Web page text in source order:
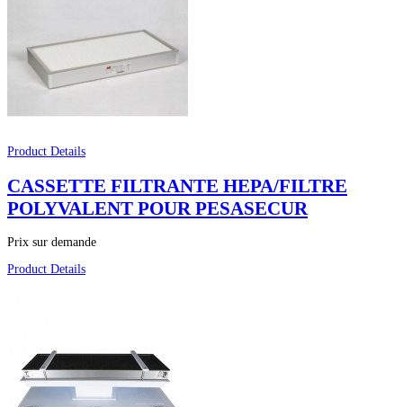
Product Details
CASSETTE FILTRANTE HEPA/FILTRE
POLYVALENT POUR PESASECUR
Prix sur demande
Product Details